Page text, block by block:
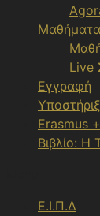
Μαθήματα
Live
Εγγραφή
Erasmus +
Βιβλίο: Η
Ε.Ι.Π.Δ